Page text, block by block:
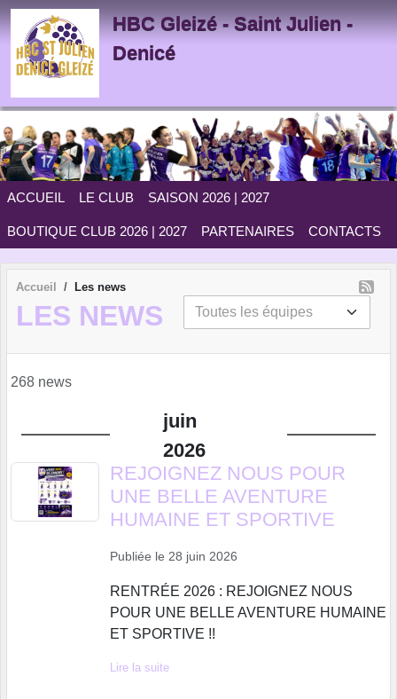
HBC Gleizé - Saint Julien -
Denicé
ACCUEIL LE CLUB SAISON 2026 | 2027
BOUTIQUE CLUB 2026 | 2027 PARTENAIRES CONTACTS
Accueil Les news
LES NEWS
268 news
juin
2026
REJOIGNEZ NOUS POUR
UNE BELLE AVENTURE
HUMAINE ET SPORTIVE
Publiée le 28 juin 2026
RENTRÉE 2026 : REJOIGNEZ NOUS
POUR UNE BELLE AVENTURE HUMAINE
ET SPORTIVE !!
Lire la suite
Panneau de gestion des cookies